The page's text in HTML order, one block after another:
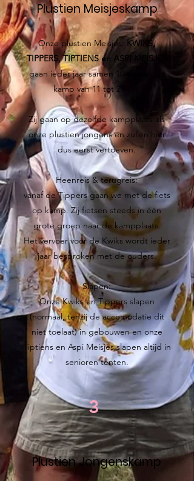
Plustien Meisjeskamp
Onze plustien Meisjes: KWIKS,
TIPPERS, TIPTIENS en ASPI MEISJES
gaan ieder jaar samen 10 dagen op
kamp van 11 tot 21 juli.
Zij gaan op dezelfde kampplaats als
onze plustien jongens en zullen hier
dus eerst vertoeven.
Heenreis & terugreis:
vanaf de Tippers gaan we met de fiets
op kamp. Zij fietsen steeds in één
grote groep naar de kampplaats.
Het vervoer voor de Kwiks wordt ieder
jaar besproken met de ouders.
Slapen:
Onze Kwiks en Tippers slapen
(normaal, tenzij de accomodatie dit
niet toelaat) in gebouwen en onze
Tiptiens en Aspi Meisjes slapen altijd in
senioren tenten.
3
Plustien Jongenskamp